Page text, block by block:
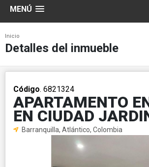
MENÚ
Inicio
Detalles del inmueble
Código. 6821324
APARTAMENTO
EN CIUDAD
Barranquilla, Atlántico, Colombia